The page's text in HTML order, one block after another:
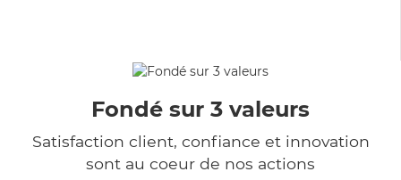
Fondé sur 3 valeurs
Satisfaction client, confiance et innovation
sont au coeur de nos actions